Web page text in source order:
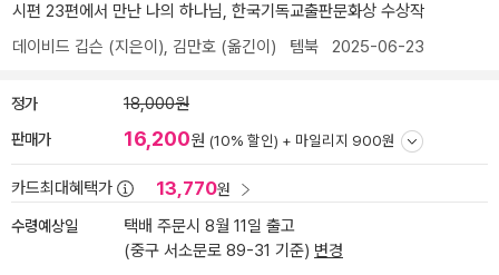
시편 23편에서 만난 나의 하나님, 한국기독교출판문화상 수상작
데이비드 깁슨 (지은이), 김만호 (옮긴이) 템북 2025-06-23
정가 18,000원
판매가 16,200원 (10% 할인) + 마일리지 900원
카드최대혜택가 13,770원
수령예상일
택배 주문시 8월 11일 출고
(중구 서소문로 89-31 기준) 변경